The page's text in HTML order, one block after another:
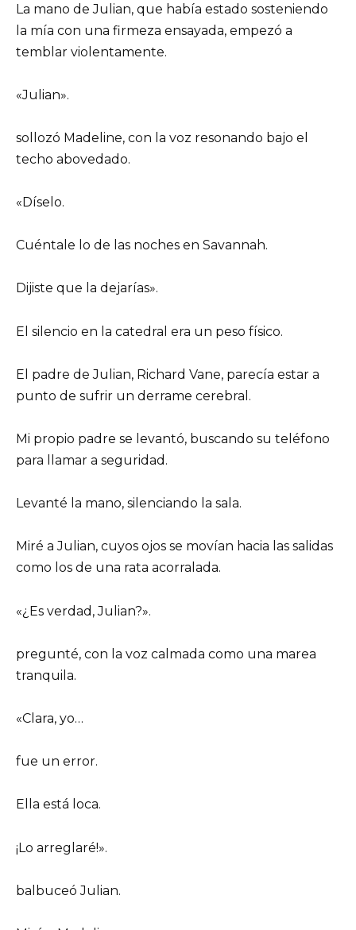
La mano de Julian, que había estado sosteniendo
la mía con una firmeza ensayada, empezó a
temblar violentamente.
«Julian».
sollozó Madeline, con la voz resonando bajo el
techo abovedado.
«Díselo.
Cuéntale lo de las noches en Savannah.
Dijiste que la dejarías».
El silencio en la catedral era un peso físico.
El padre de Julian, Richard Vane, parecía estar a
punto de sufrir un derrame cerebral.
Mi propio padre se levantó, buscando su teléfono
para llamar a seguridad.
Levanté la mano, silenciando la sala.
Miré a Julian, cuyos ojos se movían hacia las salidas
como los de una rata acorralada.
«¿Es verdad, Julian?».
pregunté, con la voz calmada como una marea
tranquila.
«Clara, yo…
fue un error.
Ella está loca.
¡Lo arreglaré!».
balbuceó Julian.